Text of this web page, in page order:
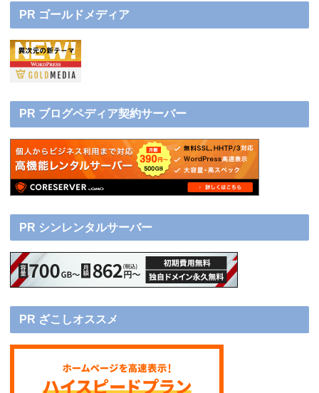
PR ゴールドメディア
PR ブログペディア契約サーバー
PR シンレンタルサーバー
PR ざこしオススメ